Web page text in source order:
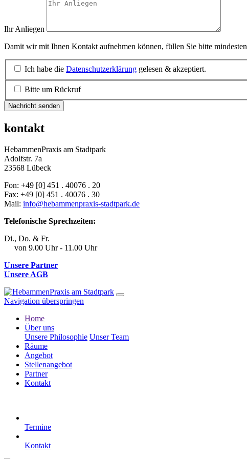
Ihr Anliegen
Damit wir mit Ihnen Kontakt aufnehmen können, füllen Sie bitte
Ich habe die Datenschutzerklärung gelesen & akzeptiert.
Bitte um Rückruf
Nachricht senden
kontakt
HebammenPraxis am Stadtpark
Adolfstr. 7a
23568 Lübeck
Fon: +49 [0] 451 . 40076 . 20
Fax: +49 [0] 451 . 40076 . 30
Mail: info@hebammenpraxis-stadtpark.de
Telefonische Sprechzeiten:
Di., Do. & Fr.
von 9.00 Uhr - 11.00 Uhr
Unsere Partner
Unsere AGB
Navigation überspringen
Home
Über uns
Unsere Philosophie Unser Team
Räume
Angebot
Stellenangebot
Partner
Kontakt
Termine
Kontakt